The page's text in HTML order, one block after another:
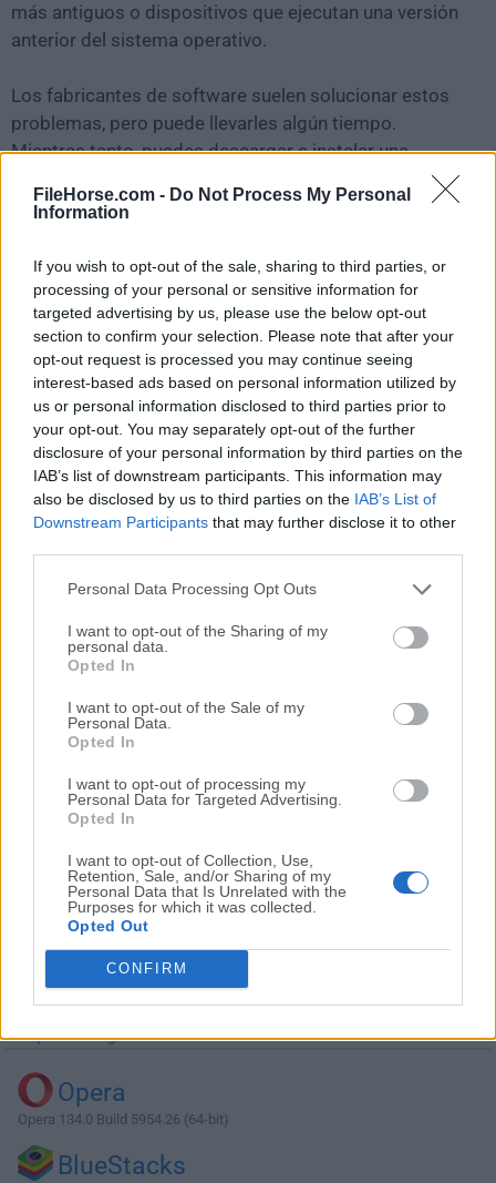
FileHorse.com - Do Not Process My Personal
Information
If you wish to opt-out of the sale, sharing to third parties, or
processing of your personal or sensitive information for
targeted advertising by us, please use the below opt-out
section to confirm your selection. Please note that after your
opt-out request is processed you may continue seeing
interest-based ads based on personal information utilized by
us or personal information disclosed to third parties prior to
your opt-out. You may separately opt-out of the further
disclosure of your personal information by third parties on the
IAB’s list of downstream participants. This information may
also be disclosed by us to third parties on the IAB’s List of
Downstream Participants that may further disclose it to other
Personal Data Processing Opt Outs
I want to opt-out of the Sharing of my
personal data.
Opted In
I want to opt-out of the Sale of my
Personal Data.
Opted In
I want to opt-out of processing my
Personal Data for Targeted Advertising.
Opted In
I want to opt-out of Collection, Use,
Retention, Sale, and/or Sharing of my
Personal Data that Is Unrelated with the
Purposes for which it was collected.
Opted Out
CONFIRM
más antiguos o dispositivos que ejecutan una versión
anterior del sistema operativo.
Los fabricantes de software suelen solucionar estos
problemas, pero puede llevarles algún tiempo.
Mientras tanto, puedes descargar e instalar una
reciente de DriversCloudo leer nuestra reseña,
simplemente hazclic aquí .
Todas las versiones antiguas distribuidas en nuestro
sitio web son completamente libres de virus y están
disponibles para su descarga sin costo alguno.
Nos encantaría saber de ti
Si tienes alguna pregunta o idea que desees compartir
Descargar DriversCloud 12.1.5 (32-bit)
¿Por qué se publica esta aplicación en Filehorse? (
información)
Top Descargas
Opera
Opera 134.0 Build 5954.26 (64-bit)
BlueStacks